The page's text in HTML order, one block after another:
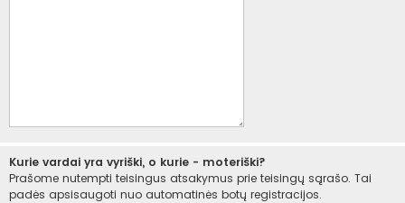
Kurie vardai yra vyriški, o kurie - moteriški?
Prašome nutempti teisingus atsakymus prie teisingų sąrašo. Tai
padės apsisaugoti nuo automatinės botų registracijos.